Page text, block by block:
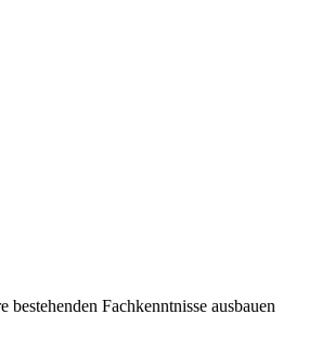
Fachkenntnisse ausbauen